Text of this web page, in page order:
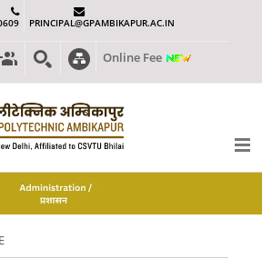
PRINCIPAL@GPAMBIKAPUR.AC.IN
Online Fee